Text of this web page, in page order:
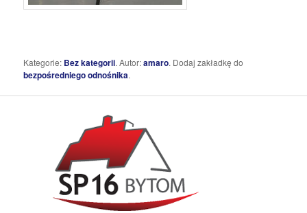
Kategorie: Bez kategorii. Autor:amaro. Dodaj zakładkę do
bezpośredniego odnośnika.